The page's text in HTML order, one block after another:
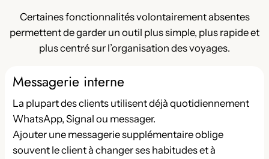
Certaines fonctionnalités volontairement absentes
permettent de garder un outil plus simple, plus rapide et
plus centré sur l’organisation des voyages.
Messagerie interne
La plupart des clients utilisent déjà quotidiennement
WhatsApp, Signal ou messager.
Ajouter une messagerie supplémentaire oblige
souvent le client à changer ses habitudes et à